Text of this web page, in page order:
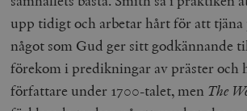
upp tidigt och arbetar hårt för att tjäna
något som Gud ger sitt godkännande
förekom i predikningar av präster och
författare under 1700-talet, men The